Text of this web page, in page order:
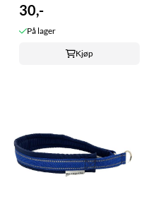
30,-
På lager
Kjøp